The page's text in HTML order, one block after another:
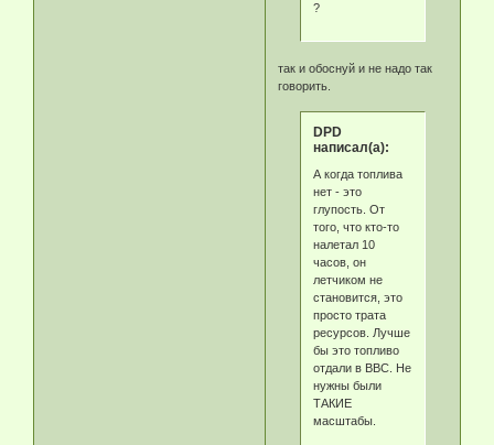
?
так и обоснуй и не надо так
говорить.
DPD
написал(а):
А когда топлива
нет - это
глупость. От
того, что кто-то
налетал 10
часов, он
летчиком не
становится, это
просто трата
ресурсов. Лучше
бы это топливо
отдали в ВВС. Не
нужны были
ТАКИЕ
масштабы.